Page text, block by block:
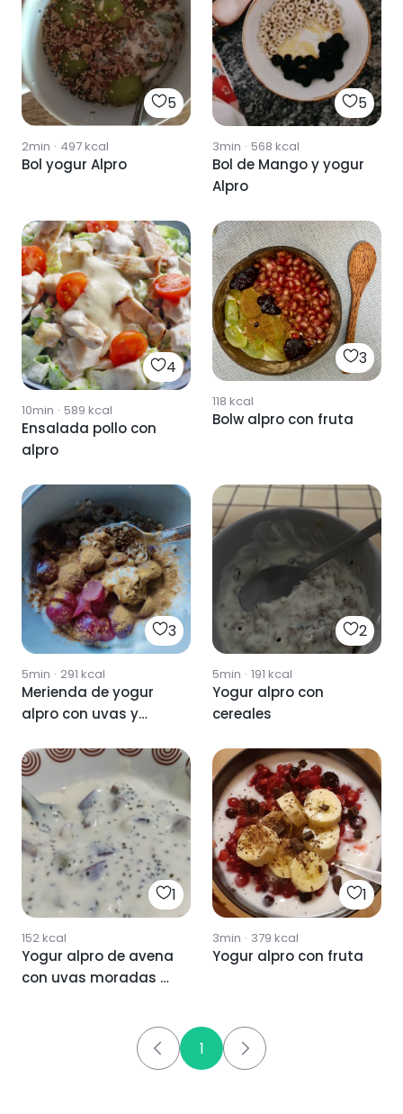
5
2min · 497kcal
Bol yogur Alpro
5
3min · 568 kcal
Bol de Mango y yogur
Alpro
4
10min · 589 kcal
Ensalada pollo con
alpro
3
118 kcal
Bolw alpro con fruta
3
5min · 291 kcal
Merienda de yogur
alpro con uvas y
2
5min · 191 kcal
Yogur alpro con
cereales
1
152kcal
Yogur alpro de avena
con uvas moradas y
1
3min · 379 kcal
Yogur alpro con fruta
1